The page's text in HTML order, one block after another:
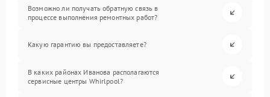
Возможно ли получать обратную связь в
процессе выполнения ремонтных работ?
Какую гарантию вы предоставляете?
В каких районах Иванова располагаются
сервисные центры Whirlpool?